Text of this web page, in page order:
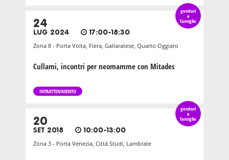
genitori
e
famiglie
24
LUG 2024 17:00-18:30
Zona 8 - Porta Volta, Fiera, Gallaratese, Quarto Oggiaro
Cullami, incontri per neomamme con Mitades
INTRATTENIMENTO
genitori
e
famiglie
20
SET 2018 10:00-13:00
Zona 3 - Porta Venezia, Città Studi, Lambrate